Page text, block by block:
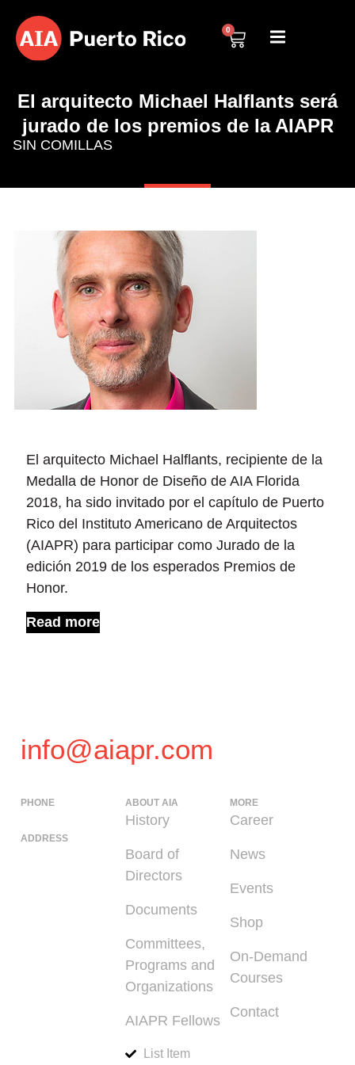
0
El arquitecto Michael Halflants será
jurado de los premios de la AIAPR
SIN COMILLAS
El arquitecto Michael Halflants, recipiente de la
Medalla de Honor de Diseño de AIA Florida
2018, ha sido invitado por el capítulo de Puerto
Rico del Instituto Americano de Arquitectos
(AIAPR) para participar como Jurado de la
edición 2019 de los esperados Premios de
Honor.
Read more
info@aiapr.com
PHONE
ADDRESS
ABOUT AIA
History
Board of
Directors
Documents
Committees,
Programs and
Organizations
AIAPR Fellows
List Item
MORE
Career
News
Events
Shop
On-Demand
Courses
Contact